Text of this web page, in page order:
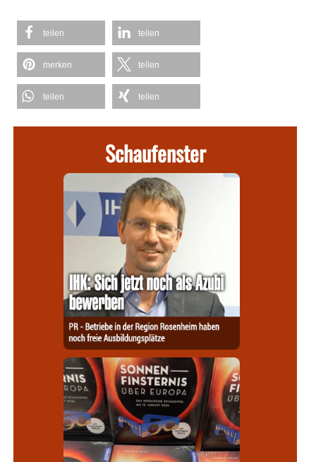
teilen teilen
merken teilen
teilen teilen
Schaufenster